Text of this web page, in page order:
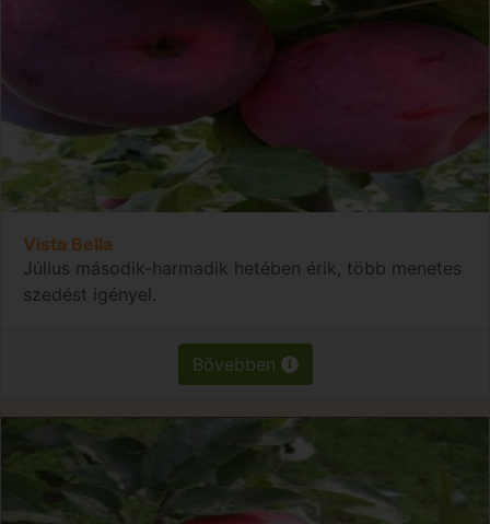
Vista Bella
Július második-harmadik hetében érik, több menetes
szedést igényel.
Bővebben